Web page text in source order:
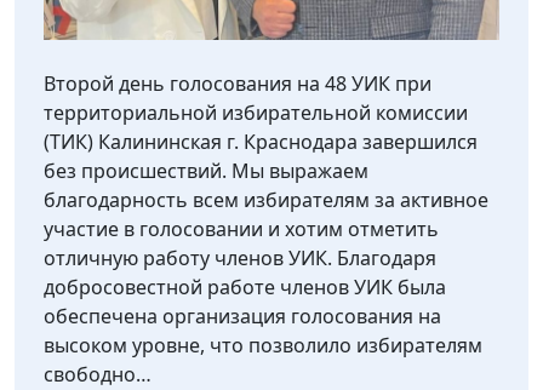
Второй день голосования на 48 УИК при
территориальной избирательной комиссии
(ТИК) Калининская г. Краснодара завершился
без происшествий. Мы выражаем
благодарность всем избирателям за активное
участие в голосовании и хотим отметить
отличную работу членов УИК. Благодаря
добросовестной работе членов УИК была
обеспечена организация голосования на
высоком уровне, что позволило избирателям
свободно…